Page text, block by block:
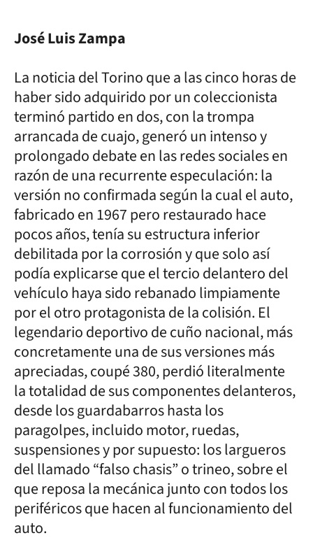
José Luis Zampa
La noticia del Torino que a las cinco horas de
haber sido adquirido por un coleccionista
terminó partido en dos, con la trompa
arrancada de cuajo, generó un intenso y
prolongado debate en las redes sociales en
razón de una recurrente especulación: la
versión no confirmada según la cual el auto,
fabricado en 1967 pero restaurado hace
pocos años, tenía su estructura inferior
debilitada por la corrosión y que solo así
podía explicarse que el tercio delantero del
vehículo haya sido rebanado limpiamente
por el otro protagonista de la colisión. El
legendario deportivo de cuño nacional, más
concretamente una de sus versiones más
apreciadas, coupé 380, perdió literalmente
la totalidad de sus componentes delanteros,
desde los guardabarros hasta los
paragolpes, incluido motor, ruedas,
suspensiones y por supuesto: los largueros
del llamado “falso chasis” o trineo, sobre el
que reposa la mecánica junto con todos los
periféricos que hacen al funcionamiento del
auto.